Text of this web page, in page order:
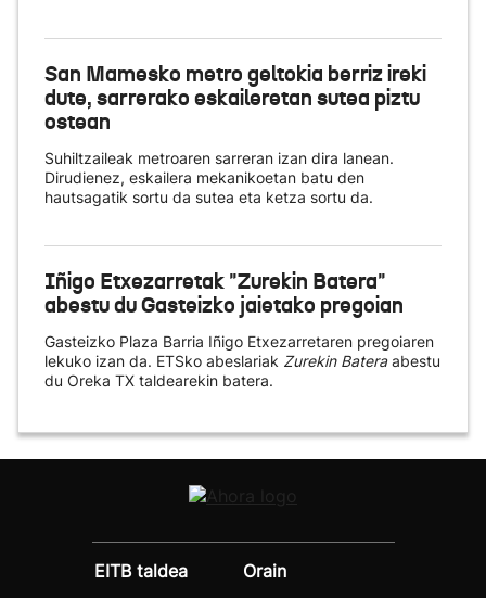
San Mamesko metro geltokia berriz ireki
dute, sarrerako eskaileretan sutea piztu
ostean
Suhiltzaileak metroaren sarreran izan dira lanean.
Dirudienez, eskailera mekanikoetan batu den
hautsagatik sortu da sutea eta ketza sortu da.
Iñigo Etxezarretak "Zurekin Batera"
abestu du Gasteizko jaietako pregoian
Gasteizko Plaza Barria Iñigo Etxezarretaren pregoiaren
lekuko izan da. ETSko abeslariak Zurekin Bateraabestu
du Oreka TX taldearekin batera.
EITB taldea
Orain